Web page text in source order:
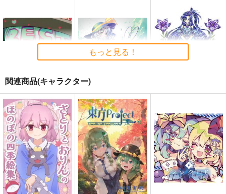
東方剛欲異聞～水没し
た沈愁地獄
黄昏フロンティア
サンプル
カート
東方紅魔郷～
the Embodiment of
Scarlet Devil～
上海アリス幻樂団
1,100円（税込）
東方Project
カート
Clutch Shooter #05
Silver Forest
1,430円（税込）
森羅万象 東方
BEST ALBUM『エ
モ』
森羅万象
1,572円 （税込）
古明地こいし
サンプル
作品詳細
Revolutionize Floor -
Amateras Records R
emixes Vol.5-
Amateras Records
1,572円（税込）
古明地こいし
サンプル
作品詳細
RadiantPrincipal
550円（税込）
風鳴翼
サンプル
もっと見る！
関連商品(キャラクター)